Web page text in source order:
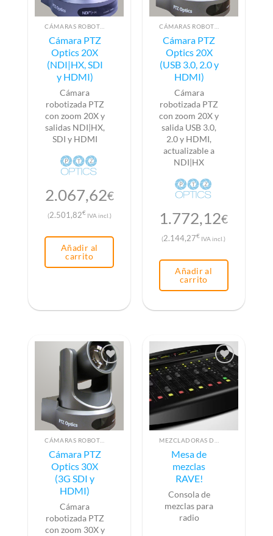
Cámara PTZ
Optics 20X
(NDI|HX, SDI
y HDMI)
Cámara
robotizada PTZ
con zoom 20X y
salidas NDI|HX,
SDI y HDMI
2.067,62€
(2.501,82€IVA incl.)
Añadir al
carrito
Cámara PTZ
Optics 20X
(USB 3.0, 2.0 y
HDMI)
Cámara
robotizada PTZ
con zoom 20X y
salida USB 3.0,
2.0 y HDMI,
actualizable a
NDI|HX
1.772,12€
(2.144,27€ IVA incl.)
Añadir al
carrito
Cámara PTZ
Optics 30X
(3G SDI y
HDMI)
Cámara
robotizada PTZ
con zoom 30X y
Mesa de
mezclas
RAVE!
Consola de
mezclas para
radio